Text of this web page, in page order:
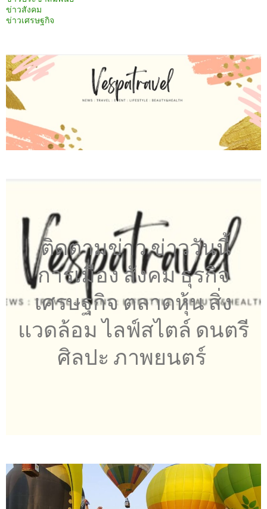
ข่าวสังคม
ข่าวเศรษฐกิจ
ติดตามข่าว ข่าววันนี้
การเมือง สังคม ธุรกิจ
เศรษฐกิจ ตลาดหุ้น สิ่ง
แวดล้อม ไลฟ์สไตล์ ดนตรี
ศิลปะ ภาพยนตร์